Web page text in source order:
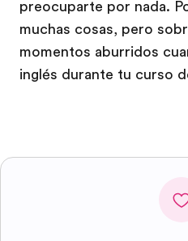
preocuparte por nada.
muchas cosas, pero
momentos aburridos
inglés durante tu curso